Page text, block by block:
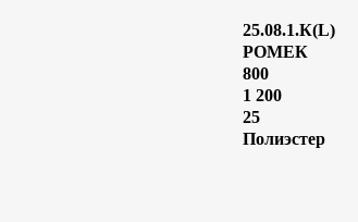
25.08.1.К(L)
РОМЕК
800
1 200
25
Полиэстер